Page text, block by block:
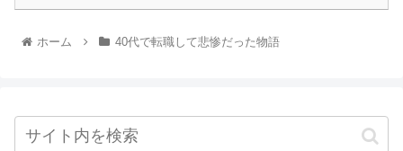
ホーム 40代で転職して悲惨だった物語